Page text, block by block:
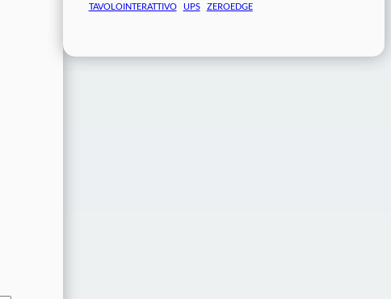
TAVOLOINTERATTIVO UPS ZEROEDGE